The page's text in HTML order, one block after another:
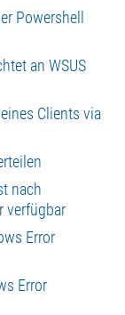
Powershell
an WSUS
Clients via
nach
verfügbar
Error
Error